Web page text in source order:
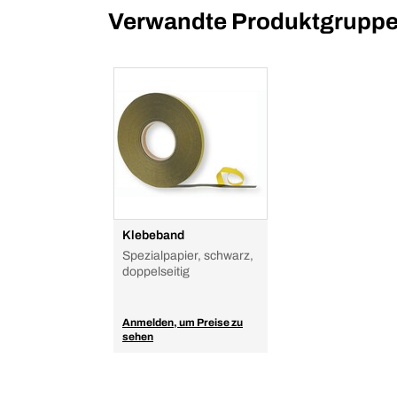
Verwandte
Klebeband
Spezialpapier, schwarz,
doppelseitig
Anmelden, um Preise zu
sehen